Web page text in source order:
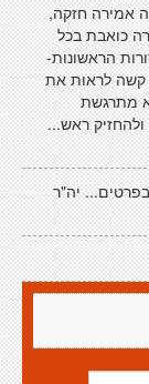
אמירה חזקה,
כואבת בכל
הראשונות-
קשה לראות את
מתרגשת
ראש...
יה"ר